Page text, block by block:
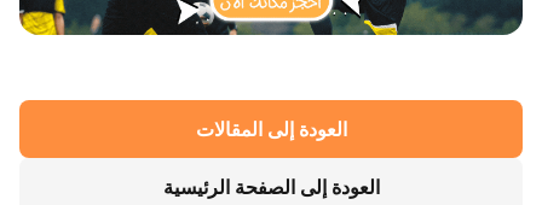
العودة إلى المقالات
العودة إلى الصفحة الرئيسية